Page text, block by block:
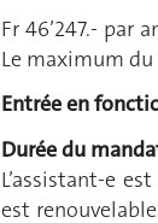
Fr 46’247.- par
Le maximum
Entrée en
Durée du
L’assistant-e
est